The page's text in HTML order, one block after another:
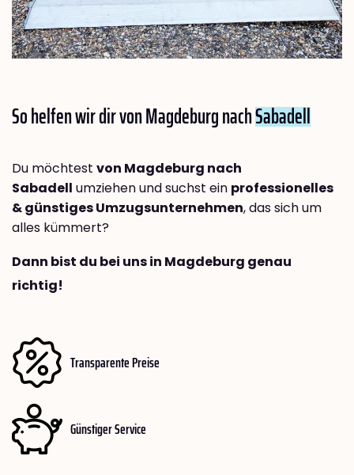
So helfen wir dir von Magdeburg nachSabadell
Du möchtest von Magdeburg nach
Sabadell umziehen und suchst ein professionelles
& günstiges Umzugsunternehmen, das sich um
alles kümmert?
Dann bist du bei uns in Magdeburg genau
richtig!
Transparente Preise
Günstiger Service